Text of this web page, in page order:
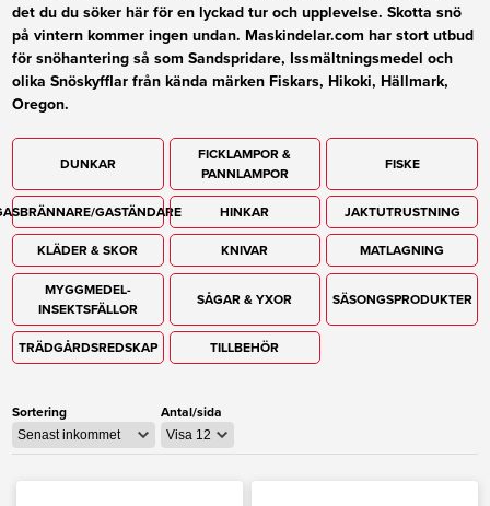
det du du söker här för en lyckad tur och upplevelse. Skotta snö
på vintern kommer ingen undan. Maskindelar.com har stort utbud
för snöhantering så som Sandspridare, Issmältningsmedel och
olika Snöskyfflarfrån kända märken Fiskars, Hikoki, Hällmark,
Oregon.
DUNKAR
FICKLAMPOR &
PANNLAMPOR
FISKE
GASTÄNDARE HINKAR JAKTUTRUSTNING
KLÄDER & SKOR KNIVAR MATLAGNING
MYGGMEDEL-
INSEKTSFÄLLOR
SÅGAR & YXOR SÄSONGSPRODUKTER
TRÄDGÅRDSREDSKAP TILLBEHÖR
Sortering Antal/sida